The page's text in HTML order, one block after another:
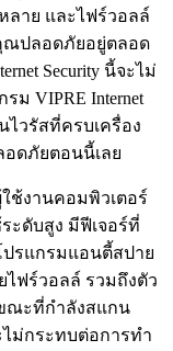
ลาย และไฟร์วอลล์
คุณปลอดภัยอยู่ตลอด
Security นี้จะไม่
ม VIPRE Internet
ไวรัสที่ครบเครื่อง
ดภัยตอนนี้เลย
ใช้งานคอมพิวเตอร์
ะดับสูง มีฟีเจอร์ที่
รแกรมแอนตี้สปาย
ฟร์วอลล์ รวมถึงตัว
ณะที่กำลังสแกน
ไม่กระทบต่อการทำ